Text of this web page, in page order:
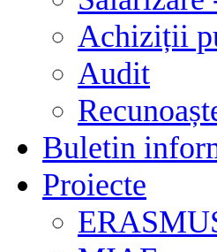
Achiziții
Audit
Buletin
Proiecte